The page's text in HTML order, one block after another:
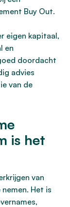
Buy Out.
eigen kapitaal,
en
doordacht
advies
van de
is het
van
Het is